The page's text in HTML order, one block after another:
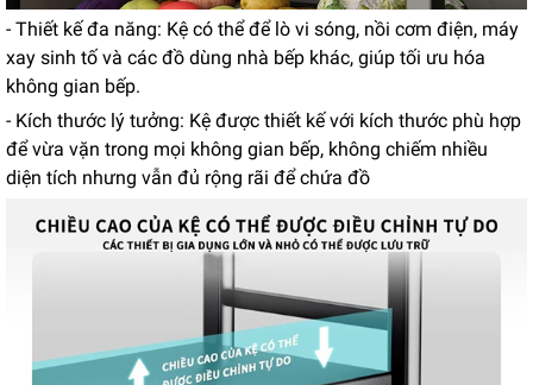
- Thiết kế đa năng: Kệ có thể để lò vi sóng, nồi cơm điện, máy
xay sinh tố và các đồ dùng nhà bếp khác, giúp tối ưu hóa
không gian bếp.
- Kích thước lý tưởng: Kệ được thiết kế với kích thước phù hợp
để vừa vặn trong mọi không gian bếp, không chiếm nhiều
diện tích nhưng vẫn đủ rộng rãi để chứa đồ